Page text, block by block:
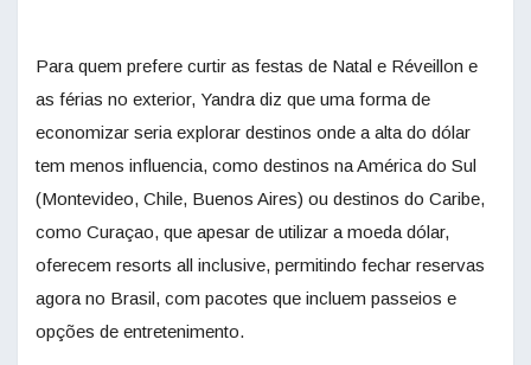
Para quem prefere curtir as festas de Natal e Réveillon e
as férias no exterior, Yandra diz que uma forma de
economizar seria explorar destinos onde a alta do dólar
tem menos influencia, como destinos na América do Sul
(Montevideo, Chile, Buenos Aires) ou destinos do Caribe,
como Curaçao, que apesar de utilizar a moeda dólar,
oferecem resorts all inclusive, permitindo fechar reservas
agora no Brasil, com pacotes que incluem passeios e
opções de entretenimento.